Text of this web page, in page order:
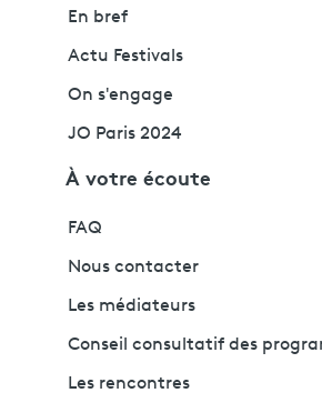
En bref
Actu Festivals
On s'engage
JO Paris 2024
À votre écoute
FAQ
Nous contacter
Les médiateurs
Conseil consultatif des
Les rencontres